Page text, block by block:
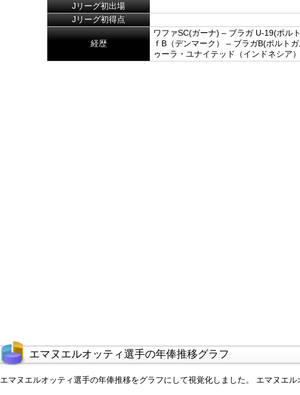
Jリーグ初出場
Jリーグ初得点
経歴
ワファSC(ガーナ) – ブラガ U-19(ポル
ｆB（デンマーク） – ブラガB(ポルト
ゥーラ・ユナイテッド（インドネシア
エマヌエルオッティ選手の年俸推移グラフ
エマヌエルオッティ選手の年俸推移をグラフにして視覚化しました。 エマヌエ